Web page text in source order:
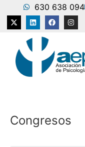
630 638 094
Congresos